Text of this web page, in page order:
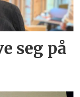
seg på